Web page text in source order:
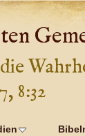
8:32